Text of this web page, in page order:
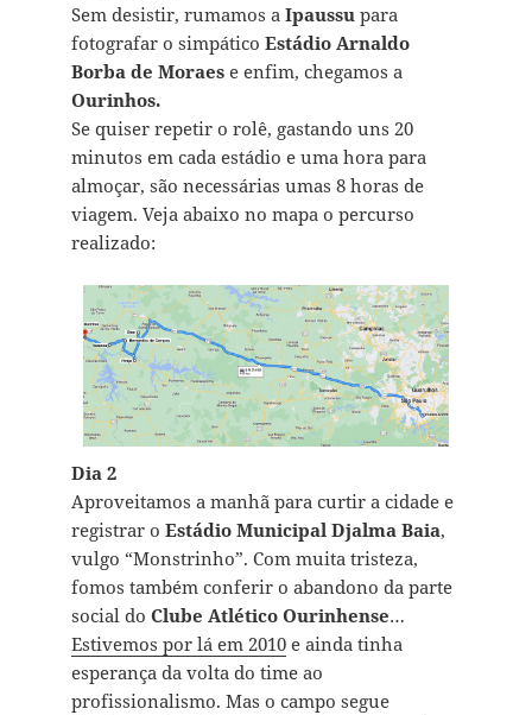
Sem desistir, rumamos a Ipaussupara
fotografar o simpático Estádio Arnaldo
Borba de Moraese enfim, chegamos a
Ourinhos.
Se quiser repetir o rolê, gastando uns 20
minutos em cada estádio e uma hora para
almoçar, são necessárias umas 8 horas de
viagem. Veja abaixo no mapa o percurso
realizado:
Dia 2
Aproveitamos a manhã para curtir a cidade e
registrar o Estádio Municipal Djalma Baia,
vulgo “Monstrinho”. Com muita tristeza,
fomos também conferir o abandono da parte
social do Clube Atlético Ourinhense…
Estivemos por lá em 2010e ainda tinha
esperança da volta do time ao
profissionalismo. Mas o campo segue